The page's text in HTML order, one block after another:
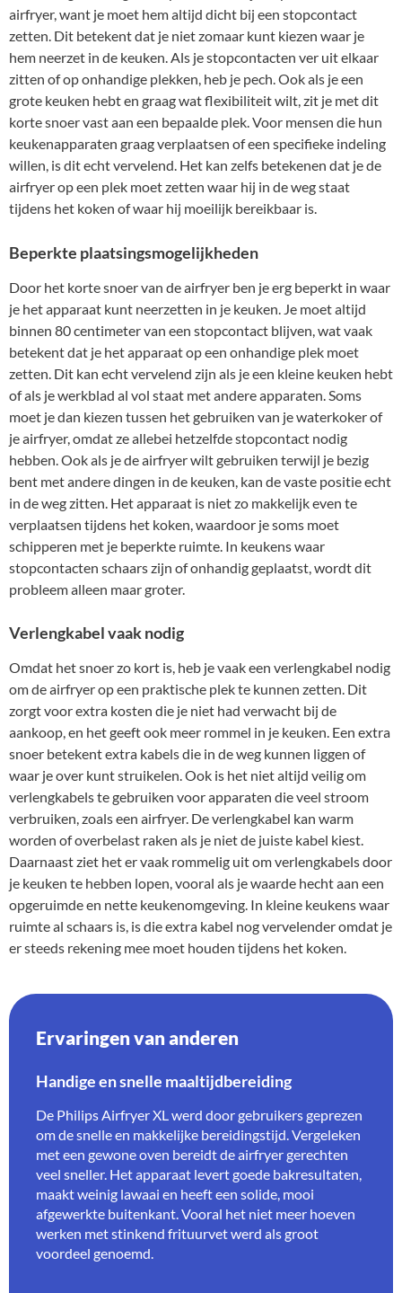
airfryer, want je moet hem altijd dicht bij een stopcontact
zetten. Dit betekent dat je niet zomaar kunt kiezen waar je
hem neerzet in de keuken. Als je stopcontacten ver uit elkaar
zitten of op onhandige plekken, heb je pech. Ook als je een
grote keuken hebt en graag wat flexibiliteit wilt, zit je met dit
korte snoer vast aan een bepaalde plek. Voor mensen die hun
keukenapparaten graag verplaatsen of een specifieke indeling
willen, is dit echt vervelend. Het kan zelfs betekenen dat je de
airfryer op een plek moet zetten waar hij in de weg staat
tijdens het koken of waar hij moeilijk bereikbaar is.
Beperkte plaatsingsmogelijkheden
Door het korte snoer van de airfryer ben je erg beperkt in waar
je het apparaat kunt neerzetten in je keuken. Je moet altijd
binnen 80 centimeter van een stopcontact blijven, wat vaak
betekent dat je het apparaat op een onhandige plek moet
zetten. Dit kan echt vervelend zijn als je een kleine keuken hebt
of als je werkblad al vol staat met andere apparaten. Soms
moet je dan kiezen tussen het gebruiken van je waterkoker of
je airfryer, omdat ze allebei hetzelfde stopcontact nodig
hebben. Ook als je de airfryer wilt gebruiken terwijl je bezig
bent met andere dingen in de keuken, kan de vaste positie echt
in de weg zitten. Het apparaat is niet zo makkelijk even te
verplaatsen tijdens het koken, waardoor je soms moet
schipperen met je beperkte ruimte. In keukens waar
stopcontacten schaars zijn of onhandig geplaatst, wordt dit
probleem alleen maar groter.
Verlengkabel vaak nodig
Omdat het snoer zo kort is, heb je vaak een verlengkabel nodig
om de airfryer op een praktische plek te kunnen zetten. Dit
zorgt voor extra kosten die je niet had verwacht bij de
aankoop, en het geeft ook meer rommel in je keuken. Een extra
snoer betekent extra kabels die in de weg kunnen liggen of
waar je over kunt struikelen. Ook is het niet altijd veilig om
verlengkabels te gebruiken voor apparaten die veel stroom
verbruiken, zoals een airfryer. De verlengkabel kan warm
worden of overbelast raken als je niet de juiste kabel kiest.
Daarnaast ziet het er vaak rommelig uit om verlengkabels door
je keuken te hebben lopen, vooral als je waarde hecht aan een
opgeruimde en nette keukenomgeving. In kleine keukens waar
ruimte al schaars is, is die extra kabel nog vervelender omdat je
er steeds rekening mee moet houden tijdens het koken.
Ervaringen van anderen
Handige en snelle maaltijdbereiding
De Philips Airfryer XL werd door gebruikers geprezen
om de snelle en makkelijke bereidingstijd. Vergeleken
met een gewone oven bereidt de airfryer gerechten
veel sneller. Het apparaat levert goede bakresultaten,
maakt weinig lawaai en heeft een solide, mooi
afgewerkte buitenkant. Vooral het niet meer hoeven
werken met stinkend frituurvet werd als groot
voordeel genoemd.